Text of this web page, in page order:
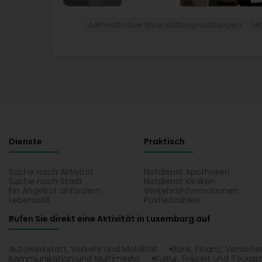
Dienste
Suche nach Aktivität
Suche nach Stadt
Ein Angebot anfordern
Lebensstill
Praktisch
Notdienst Apotheken
Notdienst Kliniken
Verkehrsinformationen
Postleitzahlen
Rufen Sie direkt eine Aktivität in Luxemburg auf
Autowerkstatt, Verkehr und Mobilität Bank, Finanz,
Kommunikation und Multimedia
Kultur, Freizeit und